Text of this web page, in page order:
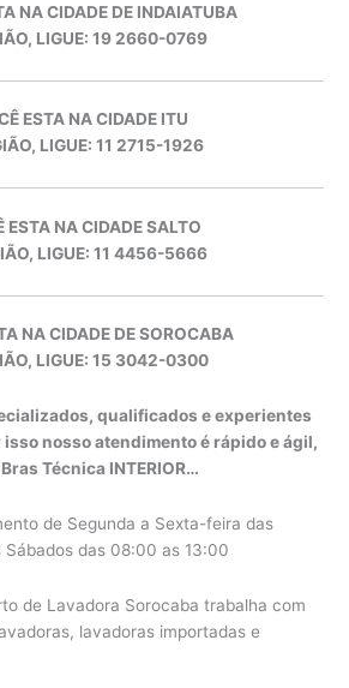
NA CIDADE DE INDAIATUBA
LIGUE: 19 2660-0769
ESTA NA CIDADE ITU
LIGUE: 11 2715-1926
ESTA NA CIDADE SALTO
LIGUE: 11 4456-5666
NA CIDADE DE SOROCABA
LIGUE: 15 3042-0300
qualificados e experientes
isso nosso atendimento é rápido e ágil,
Técnica INTERIOR…
de Segunda a Sexta-feira das
das 08:00 as 13:00
de Lavadora Sorocaba trabalha com
lavadoras importadas e